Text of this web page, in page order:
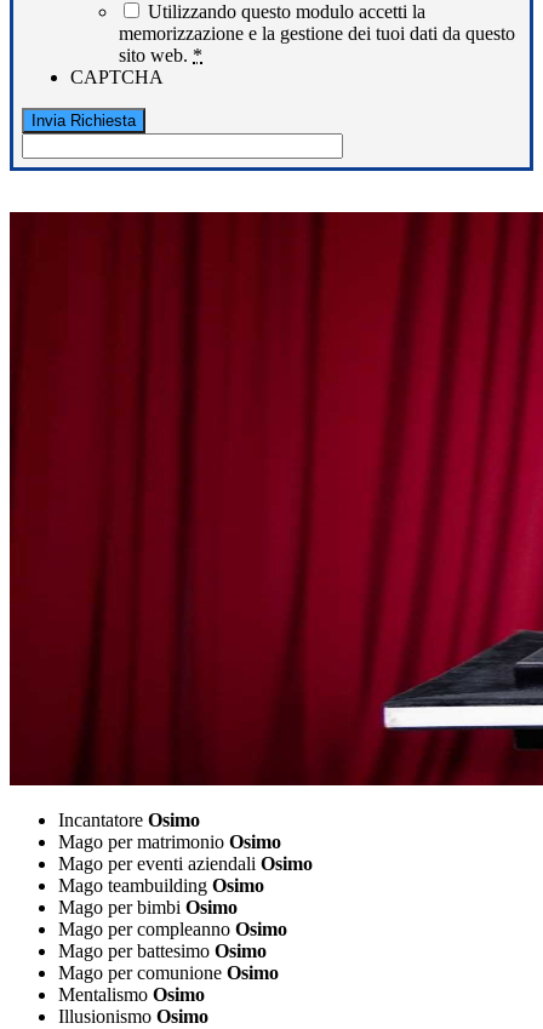
Utilizzando questo modulo accetti la
memorizzazione e la gestione dei tuoi dati da questo
sito web. *
CAPTCHA
Incantatore Osimo
Mago per matrimonio Osimo
Mago per eventi aziendali Osimo
Mago teambuilding Osimo
Mago per bimbi Osimo
Mago per compleanno Osimo
Mago per battesimo Osimo
Mago per comunione Osimo
Mentalismo Osimo
Illusionismo Osimo